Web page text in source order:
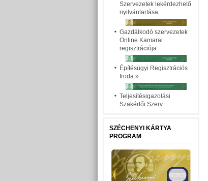
Szervezetek lekérdezhető
nyilvántartása
Gazdálkodó szervezetek
Online Kamarai
regisztrációja
Építésügyi Regisztrációs
Iroda »
Teljesítésigazolási
Szakértői Szerv
SZÉCHENYI KÁRTYA
PROGRAM